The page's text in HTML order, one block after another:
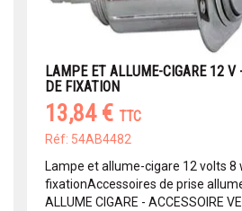
LAMPE ET ALLUME-CIGARE 12 V
DE FIXATION
13,84 € TTC
Réf: 54AB4482
Lampe et allume-cigare 12 volts 8
fixationAccessoires de prise
ALLUME CIGARE - ACCESSOIRE